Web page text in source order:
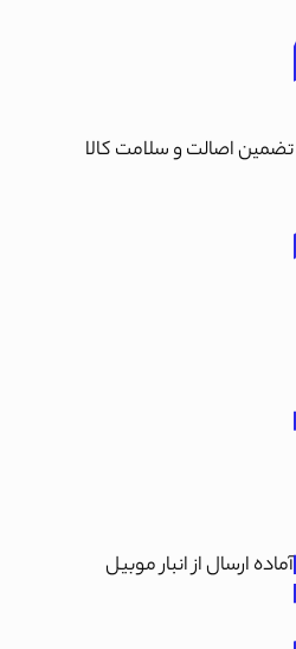
تضمین اصالت و سلامت کالا
آماده ارسال از انبار موبیل